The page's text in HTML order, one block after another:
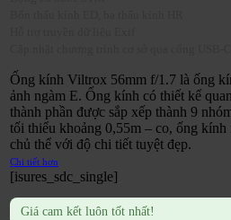
Ống kính Viltrox 56mm f/1.7 là ống
ảnh ngàm E. Ống kính có thiết kế
thành phần được sắp xếp thành 9
tối thiểu khoảng 0,55m – co, ống kính
chủ thể với độ chi tiết tuyệt đẹp.
Chi tiết hơn
[isures_sdc_single]
Giá cam kết luôn tốt nhất!